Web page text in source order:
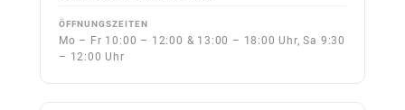
ÖFFNUNGSZEITEN
Mo – Fr 10:00 – 12:00 & 13:00 – 18:00 Uhr, Sa 9:30
– 12:00 Uhr